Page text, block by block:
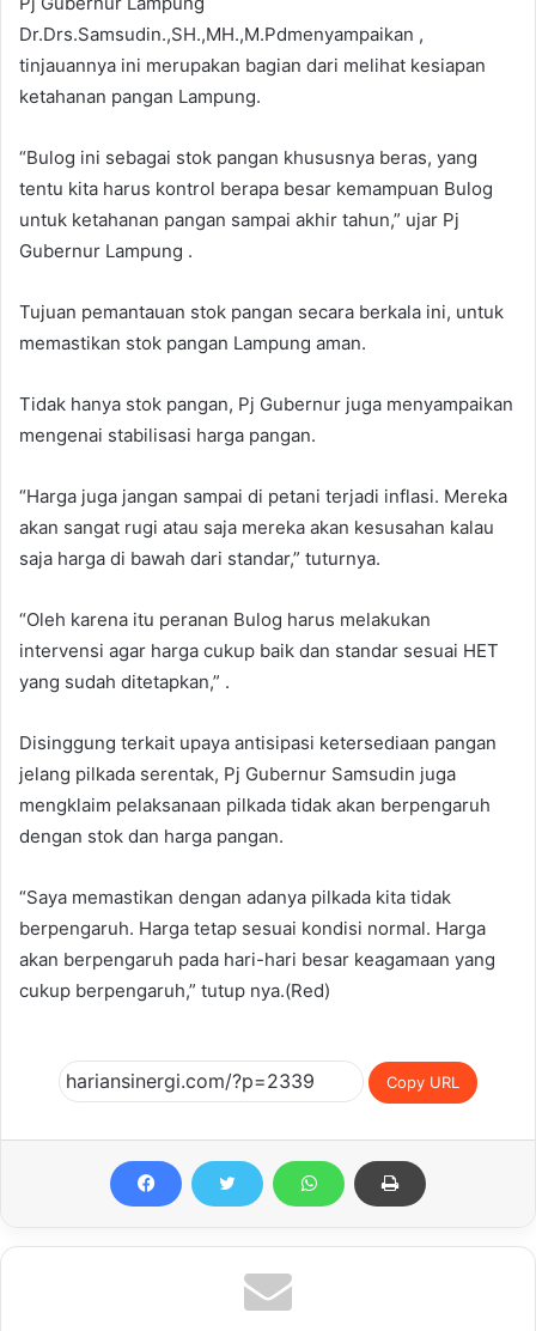
Dr.Drs.Samsudin.,SH.,MH.,M.Pdmenyampaikan ,
tinjauannya ini merupakan bagian dari melihat kesiapan
ketahanan pangan Lampung.
“Bulog ini sebagai stok pangan khususnya beras, yang
tentu kita harus kontrol berapa besar kemampuan Bulog
untuk ketahanan pangan sampai akhir tahun,” ujar Pj
Gubernur Lampung .
Tujuan pemantauan stok pangan secara berkala ini, untuk
memastikan stok pangan Lampung aman.
Tidak hanya stok pangan, Pj Gubernur juga menyampaikan
mengenai stabilisasi harga pangan.
“Harga juga jangan sampai di petani terjadi inflasi. Mereka
akan sangat rugi atau saja mereka akan kesusahan kalau
saja harga di bawah dari standar,” tuturnya.
“Oleh karena itu peranan Bulog harus melakukan
intervensi agar harga cukup baik dan standar sesuai HET
yang sudah ditetapkan,” .
Disinggung terkait upaya antisipasi ketersediaan pangan
jelang pilkada serentak, Pj Gubernur Samsudin juga
mengklaim pelaksanaan pilkada tidak akan berpengaruh
dengan stok dan harga pangan.
“Saya memastikan dengan adanya pilkada kita tidak
berpengaruh. Harga tetap sesuai kondisi normal. Harga
akan berpengaruh pada hari-hari besar keagamaan yang
cukup berpengaruh,” tutup nya.(Red)
Copy URL